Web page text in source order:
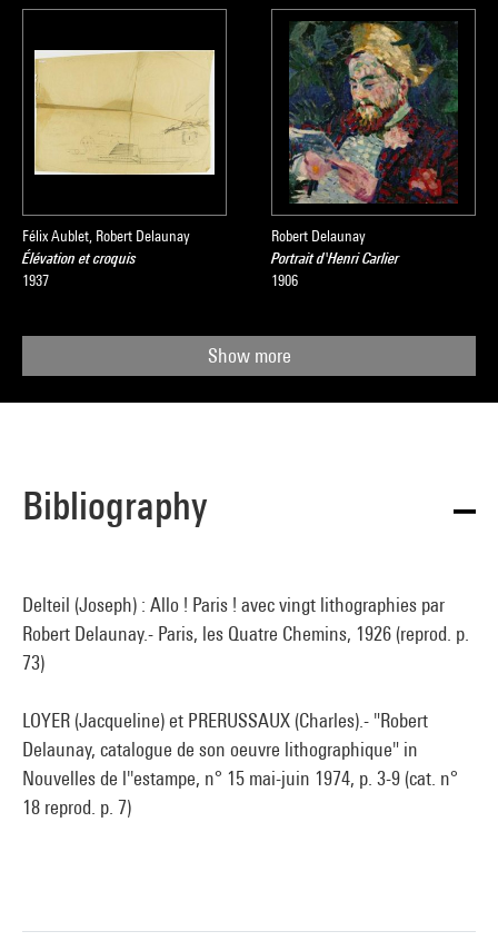
Félix Aublet, Robert Delaunay
Élévation et croquis
1937
Robert Delaunay
Portrait d'Henri Carlier
1906
Show more
Bibliography
Delteil (Joseph) : Allo ! Paris ! avec vingt lithographies par
Robert Delaunay.- Paris, les Quatre Chemins, 1926 (reprod. p.
73)
LOYER (Jacqueline) et PRERUSSAUX (Charles).- "Robert
Delaunay, catalogue de son oeuvre lithographique" in
Nouvelles de l''estampe, n° 15 mai-juin 1974, p. 3-9 (cat. n°
18 reprod. p. 7)